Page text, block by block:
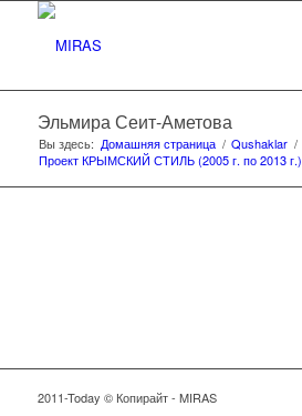
Эльмира Сеит-Аметова
Вы здесь: Домашняя страница / Qushaklar /
Проект КРЫМСКИЙ СТИЛЬ (2005 г. по 2013 г.)
2011-Today © Копирайт - MIRAS